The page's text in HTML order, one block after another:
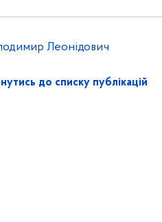
Леонідович
до списку публікацій